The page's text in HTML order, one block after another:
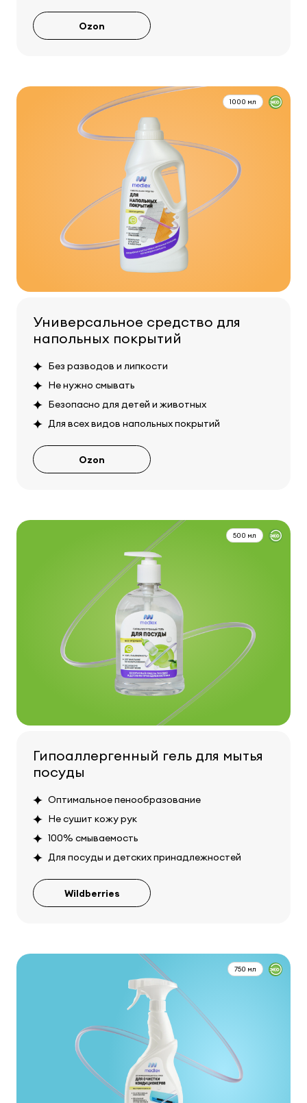
Ozon
1000 мл
Универсальное средство для
напольных покрытий
Без разводов и липкости
Не нужно смывать
Безопасно для детей и животных
Для всех видов напольных покрытий
Ozon
500 мл
Гипоаллергенный гель для мытья
посуды
Оптимальное пенообразование
Не сушит кожу рук
100% смываемость
Для посуды и детских принадлежностей
Wildberries
750 мл